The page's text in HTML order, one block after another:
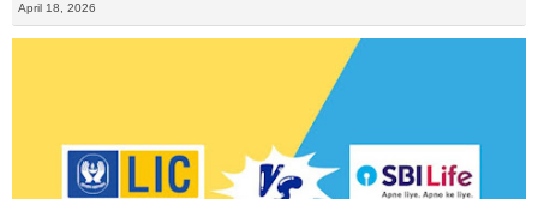
April 18, 2026